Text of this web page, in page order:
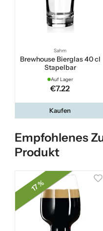
Sahm
Brewhouse Bierglas 40 cl
Stapelbar
Auf Lager
€7.22
Kaufen
Empfohlenes
Produkt
17 %